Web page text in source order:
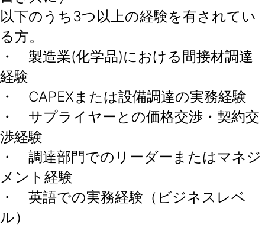
以下のうち3つ以上の経験を有されてい
る方。
・ 製造業(化学品)における間接材調達
経験
・ CAPEXまたは設備調達の実務経験
・ サプライヤーとの価格交渉・契約交
渉経験
・ 調達部門でのリーダーまたはマネジ
メント経験
・ 英語での実務経験（ビジネスレベ
ル）